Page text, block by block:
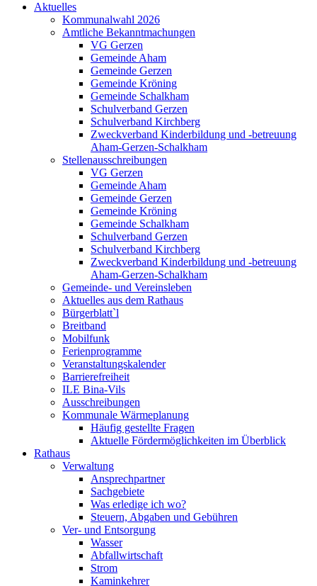
Aktuelles
Kommunalwahl 2026
Amtliche Bekanntmachungen
VG Gerzen
Gemeinde Aham
Gemeinde Gerzen
Gemeinde Kröning
Gemeinde Schalkham
Schulverband Gerzen
Schulverband Kirchberg
Zweckverband Kinderbildung und -betreuung
Aham-Gerzen-Schalkham
Stellenausschreibungen
VG Gerzen
Gemeinde Aham
Gemeinde Gerzen
Gemeinde Kröning
Gemeinde Schalkham
Schulverband Gerzen
Schulverband Kirchberg
Zweckverband Kinderbildung und -betreuung
Aham-Gerzen-Schalkham
Gemeinde- und Vereinsleben
Aktuelles aus dem Rathaus
Bürgerblatt`l
Breitband
Mobilfunk
Ferienprogramme
Veranstaltungskalender
Barrierefreiheit
ILE Bina-Vils
Ausschreibungen
Kommunale Wärmeplanung
Häufig gestellte Fragen
Aktuelle Fördermöglichkeiten im Überblick
Rathaus
Verwaltung
Ansprechpartner
Sachgebiete
Was erledige ich wo?
Steuern, Abgaben und Gebühren
Ver- und Entsorgung
Wasser
Abfallwirtschaft
Strom
Kaminkehrer